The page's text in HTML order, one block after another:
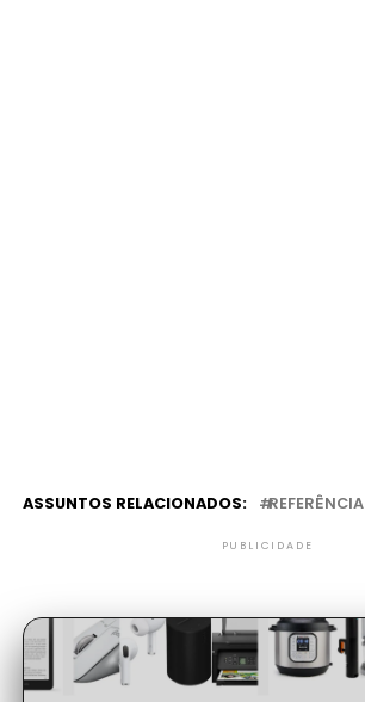
ASSUNTOS RELACIONADOS: REFERÊNCIA
PUBLICIDADE